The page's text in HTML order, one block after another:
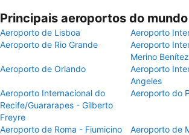
Principais aeroportos do mundo
Aeroporto de Lisboa
Aeroporto
Aeroporto de Rio Grande
Aeroporto
Merino Benítez
Aeroporto de Orlando
Aeroporto
Angeles
Aeroporto Internacional do
Recife/Guararapes - Gilberto
Freyre
Aeroporto do
Aeroporto de Roma - Fiumicino Aeroporto de